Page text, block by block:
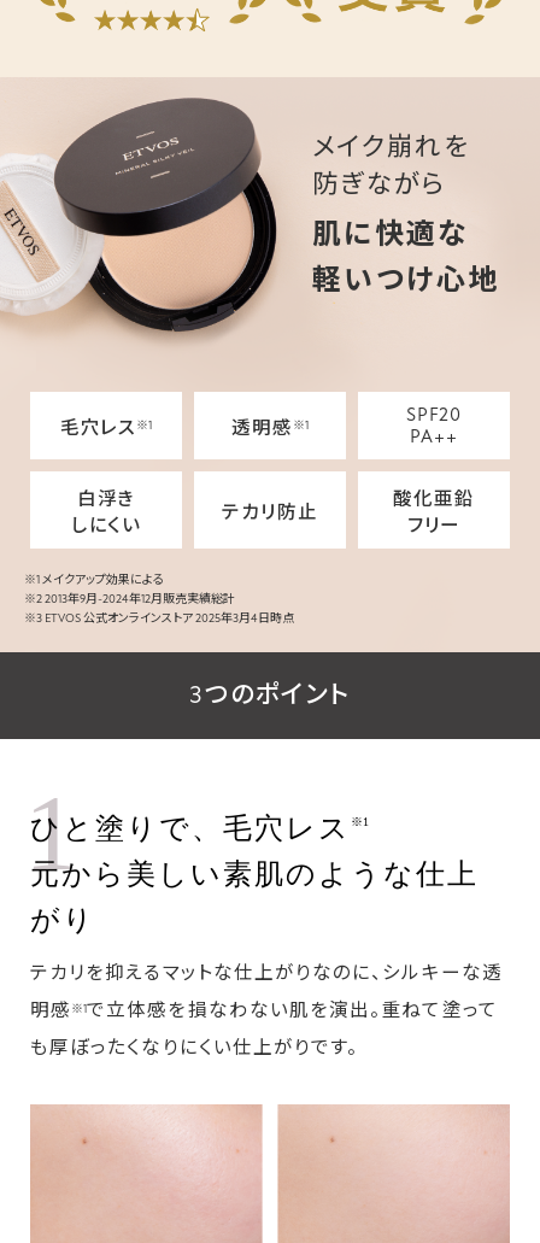
メイク崩れを
防ぎながら
肌に快適な
軽いつけ心地
毛穴レス ※1 透明感 ※1
SPF20
PA++
白浮き
しにくい
テカリ防止
酸化亜鉛
フリー
※1 メイクアップ効果による
※2 2013年9月-2024年12月販売実績総計
※3 ETVOS 公式オンラインストア 2025年3月4日時点
3つのポイント
1
ひと塗りで、毛穴レス ※1
元から美しい素肌のような仕上
がり
テカリを抑えるマットな仕上がりなのに、シルキーな透
明感 ※1で立体感を損なわない肌を演出。重ねて塗って
も厚ぼったくなりにくい仕上がりです。